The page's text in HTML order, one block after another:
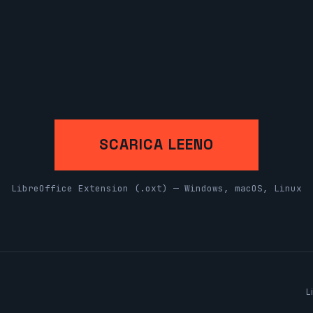
SCARICA LEENO
LibreOffice Extension (.oxt) — Windows, macOS, Linux